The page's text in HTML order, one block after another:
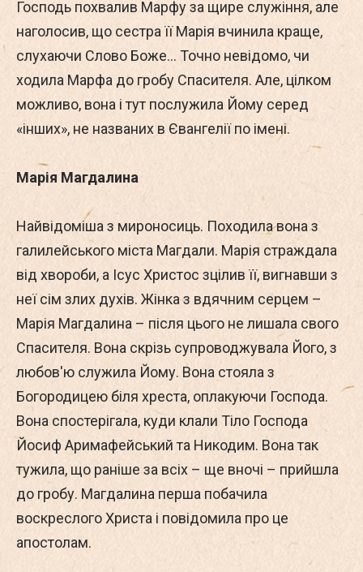
Господь похвалив Марфу за щире служіння, але
наголосив, що сестра її Марія вчинила краще,
слухаючи Слово Боже… Точно невідомо, чи
ходила Марфа до гробу Спасителя. Але, цілком
можливо, вона і тут послужила Йому серед
«інших», не названих в Євангелії по імені.
Марія Магдалина
Найвідоміша з мироносиць. Походила вона з
галилейського міста Магдали. Марія страждала
від хвороби, а Ісус Христос зцілив її, вигнавши з
неї сім злих духів. Жінка з вдячним серцем –
Марія Магдалина – після цього не лишала свого
Спасителя. Вона скрізь супроводжувала Його, з
любов'ю служила Йому. Вона стояла з
Богородицею біля хреста, оплакуючи Господа.
Вона спостерігала, куди клали Тіло Господа
Йосиф Аримафейський та Никодим. Вона так
тужила, що раніше за всіх – ще вночі – прийшла
до гробу. Магдалина перша побачила
воскреслого Христа і повідомила про це
апостолам.